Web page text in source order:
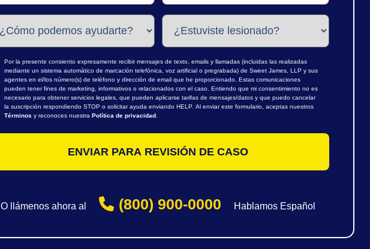
Por la presente consiento expresamente recibir mensajes de texto, emails y llamadas (incluidas las realizadas
mediante un sistema automático de marcación telefónica, voz artificial o pregrabada) de Sweet James, LLP y sus
agentes en el/los número(s) de teléfono y dirección de email que he proporcionado. Estas comunicaciones
pueden tener fines de marketing, informativos o relacionados con el caso. Entiendo que mi consentimiento no es
necesario para obtener servicios legales, que pueden aplicarse tarifas de mensajes/datos y que puedo cancelar
la suscripción respondiendo STOP o solicitar ayuda enviando HELP. Al enviar este formulario, aceptas nuestros
Términos y reconoces nuestra Política de privacidad .
O llámenos ahora al (800) 900-0000 Hablamos Español